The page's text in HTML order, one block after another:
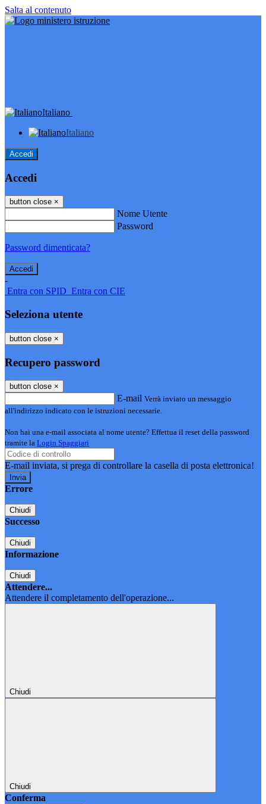
Salta al contenuto
Italiano
Italiano
Accedi
Accedi
button close ×
Nome Utente
Password
Password dimenticata?
-
Entra con SPID Entra con CIE
Seleziona utente
button close ×
Recupero password
button close ×
E-mail Verrà inviato un messaggio
all'indirizzo indicato con le istruzioni necessarie.
Non hai una e-mail associata al nome utente? Effettua il reset della password
tramite la Login Spaggiari
E-mail inviata, si prega di controllare la casella di posta elettronica!
Errore
Chiudi
Successo
Chiudi
Informazione
Chiudi
Attendere...
Attendere il completamento dell'operazione...
Chiudi
Chiudi
Conferma